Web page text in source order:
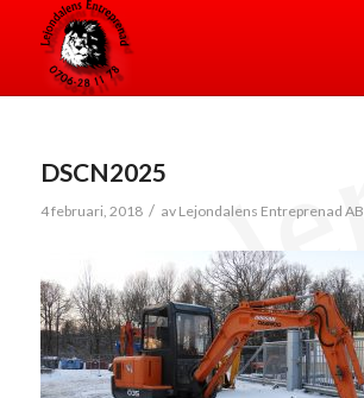
DSCN2025
4 februari, 2018 / av Lejondalens Entreprenad AB